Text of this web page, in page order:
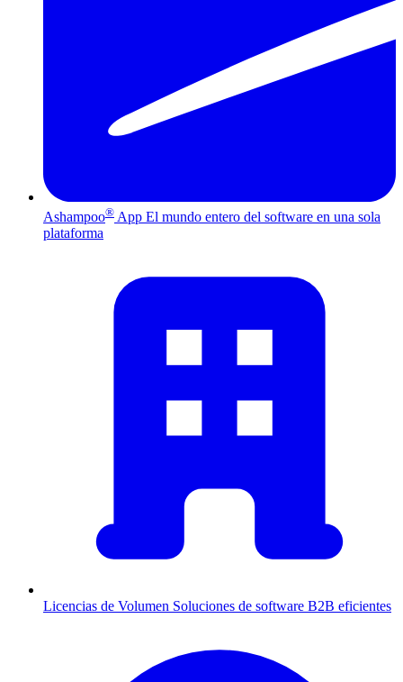
Ashampoo® App El mundo entero del software en una sola
plataforma
Licencias de Volumen Soluciones de software B2B eficientes